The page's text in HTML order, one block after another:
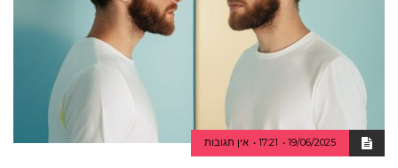
19/06/2025
17:21 אין תגובות